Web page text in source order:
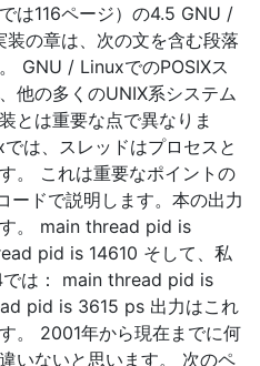
は116ページ）の4.5 GNU /
装の章は、次の文を含む段落
GNU / LinuxでのPOSIXス
他の多くのUNIX系システム
とは重要な点で異なりま
は、スレッドはプロセスと
。 これは重要なポイントの
ードで説明します。本の出力
。 main thread pid is
pid is 14610 そして、私
は： main thread pid is
pid is 3615 ps 出力はこれ
。 2001年から現在までに何
いないと思います。 次のペ